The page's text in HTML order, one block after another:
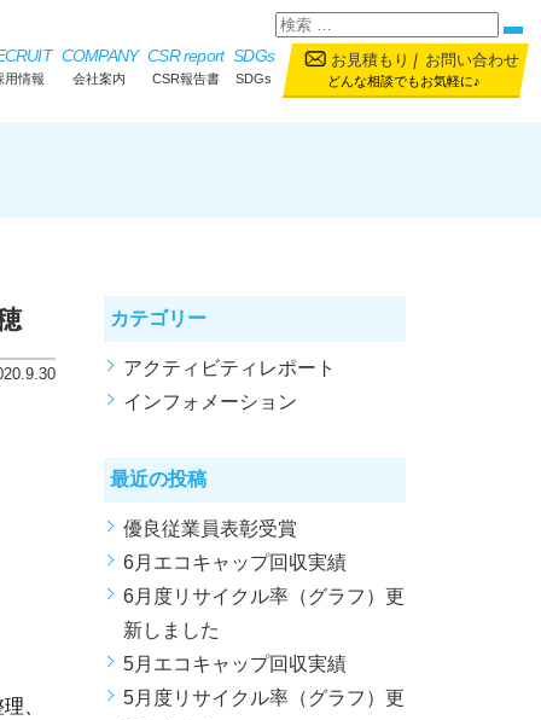
お見積もり ｜ お問い合わせ
どんな相談でもお気軽に♪
用情報
COMPANY
会社案内
CSR report
CSR報告書
SDGs
SDGs
、
カテゴリー
アクティビティレポート
インフォメーション
最近の投稿
優良従業員表彰受賞
6月エコキャップ回収実績
6月度リサイクル率（グラフ）更
新しました
5月エコキャップ回収実績
5月度リサイクル率（グラフ）更